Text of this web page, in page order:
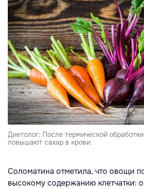
Диетолог: После термической
повышают сахар в крови.
Соломатина отметила, что овощи
высокому содержанию клетчатки: